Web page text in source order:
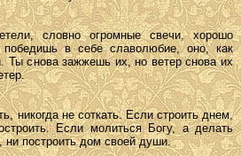
словно огромные свечи, хорошо
в себе славолюбие, оно, как
Ты снова зажжешь их, но ветер снова их
никогда не соткать. Если строить днем,
Если молиться Богу, а делать
ни построить дом своей души.